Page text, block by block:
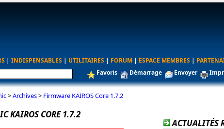
| INDISPENSABLES | UTILITAIRES | FORUM | ESPACE MEMBRES |
Favoris Démarrage Envoyer
>Archives> Firmware KAIROS Core 1.7.2
KAIROS CORE 1.7.2
ACTUALITÉS